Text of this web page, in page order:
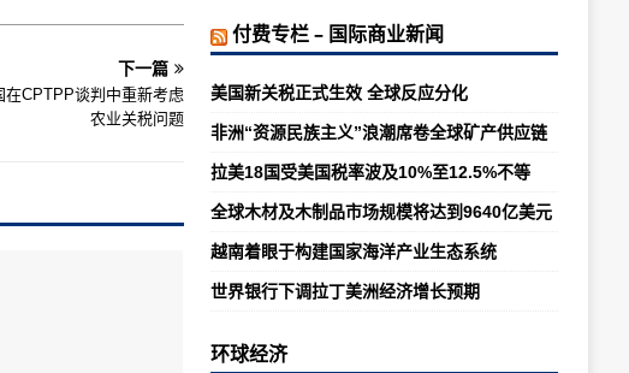
下一篇
在CPTPP谈判中重新考虑
农业关税问题
付费专栏 – 国际商业新闻
美国新关税正式生效 全球反应分化
非洲“资源民族主义”浪潮席卷全球矿产供应链
拉美18国受美国税率波及10%至12.5%不等
全球木材及木制品市场规模将达到9640亿美元
越南着眼于构建国家海洋产业生态系统
世界银行下调拉丁美洲经济增长预期
环球经济